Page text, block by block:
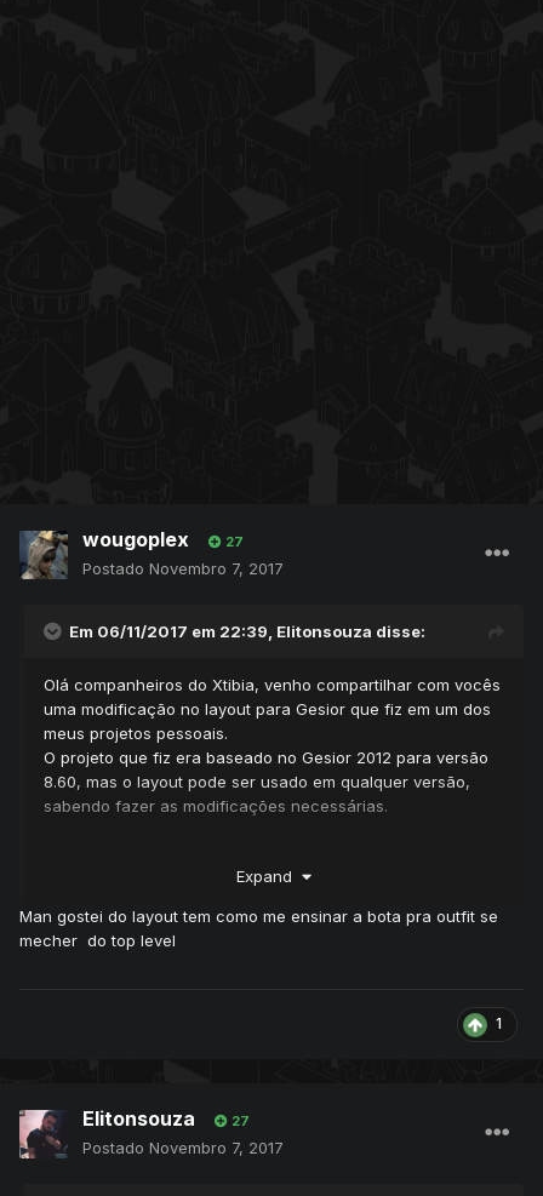
wougoplex 27
Postado Novembro 7, 2017
Em 06/11/2017 em 22:39, Elitonsouza disse:
Olá companheiros do Xtibia, venho compartilhar com vocês
uma modificação no layout para Gesior que fiz em um dos
meus projetos pessoais.
O projeto que fiz era baseado no Gesior 2012 para versão
8.60, mas o layout pode ser usado em qualquer versão,
sabendo fazer as modificações necessárias.
um menu diferenciado, top level e outros detalhes próprios
Obs: No download contém os arquivos .psd tanto do
background quanto do tibia-logo-artwork para quem quiser
dentro da pasta do seu site gesior e é claro, verificar se o
layout que está sendo usado é tibiarl ou tibiacom (nome da
Expand
Man gostei do layout tem como me ensinar a bota pra outfit se
mecher do top level
1
Elitonsouza 27
Postado Novembro 7, 2017